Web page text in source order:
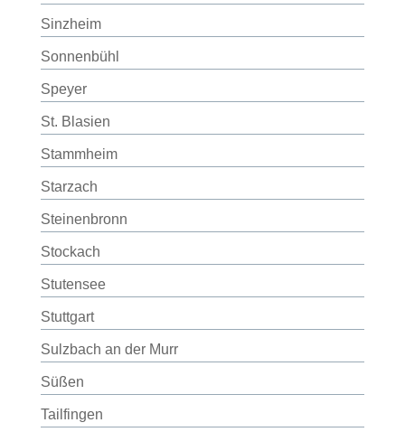
Sinzheim
Sonnenbühl
Speyer
St. Blasien
Stammheim
Starzach
Steinenbronn
Stockach
Stutensee
Stuttgart
Sulzbach an der Murr
Süßen
Tailfingen